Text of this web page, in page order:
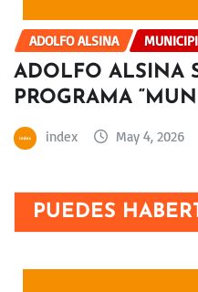
ADOLFO ALSINA
ADOLFO ALSINA
PROGRAMA
index May 4, 2026
PUEDES